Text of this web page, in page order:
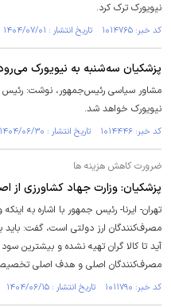
نیویورک ترک کرد.
کد خبر: ۱۰۱۴۷۶۵ تاریخ انتشار : ۱۴۰۴/۰۷/۰۱
پزشکیان سه‌شنبه به نیویورک
مشاور سیاسی رئیس‌جمهور، نوشت: رئیس
نیویورک خواهد شد.
کد خبر: ۱۰۱۴۴۴۶ تاریخ انتشار : ۱۴۰۴/۰۶/۳۰
ضرورت کاهش هزینه ها
پزشکیان: وزارت جهاد کشاورزی از
تهران- ایرنا- رئیس جمهور با اشاره به
مصرف‌کنندگان ارز دولتی است، گفت: باید
آید تا کالا گران تهیه نشده و بیشترین
مصرف‌کنندگان اصلی و هدف اصلی تخصیص
کد خبر: ۱۰۱۱۷۹۰ تاریخ انتشار : ۱۴۰۴/۰۶/۱۵